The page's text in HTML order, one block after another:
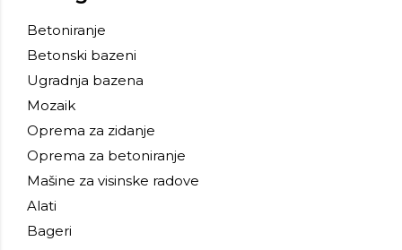
Betoniranje
Betonski bazeni
Ugradnja bazena
Mozaik
Oprema za zidanje
Oprema za betoniranje
Mašine za visinske radove
Alati
Bageri